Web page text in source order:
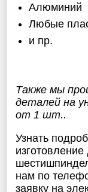
Алюминий
Любые
и пр.
Также мы
деталей на
от 1 шт..
Узнать
нам по
заявку на